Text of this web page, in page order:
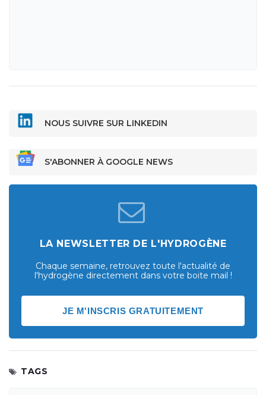
NOUS SUIVRE SUR LINKEDIN
S'ABONNER À GOOGLE NEWS
LA NEWSLETTER DE L'HYDROGÈNE
Chaque semaine, retrouvez toute l'actualité de
l'hydrogène directement dans votre boite mail !
JE M'INSCRIS GRATUITEMENT
TAGS